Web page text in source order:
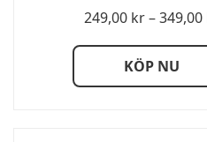
249,00 kr–349,00
KÖP NU